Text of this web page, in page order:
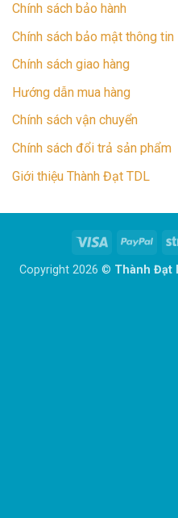
Chính sách bảo hành
Chính sách bảo mật thông tin
Chính sách giao hàng
Hướng dẫn mua hàng
Chính sách vận chuyển
Chính sách đổi trả sản phẩm
Giới thiệu Thành Đạt TDL
Visa
Copyright 2026 © Thành Đạt